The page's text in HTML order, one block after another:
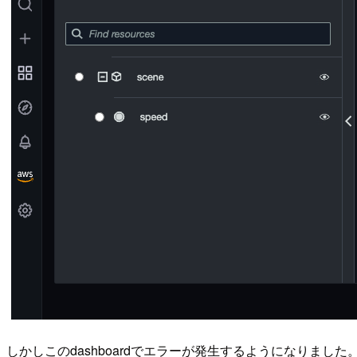
しかしこのdashboardでエラーが発生するようになりました